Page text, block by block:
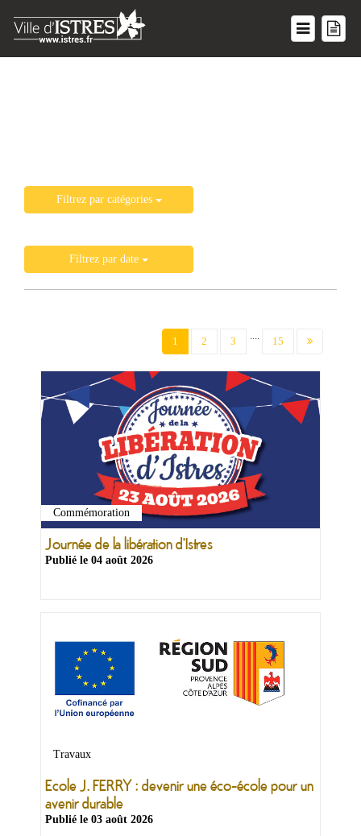
Ma
mairie
Ma
Culture
Tourisme
Sports
Filtrez par catégories
Filtrez par date
1 (current)
2 3 .... 15
Commémoration
Journée de la libération d'Istres
Publié le 04 août 2026
Travaux
Ecole J. FERRY : devenir une éco-école pour un
avenir durable
Publié le 03 août 2026